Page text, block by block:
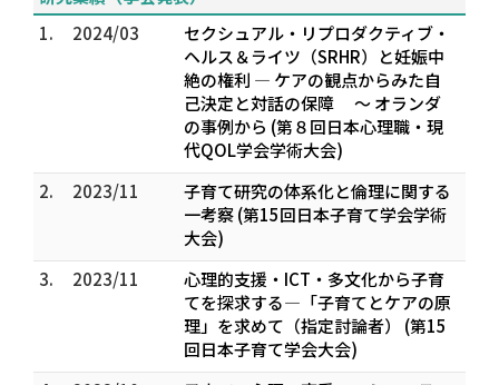
1.
2024/03
セクシュアル・リプロダクティブ・
ヘルス＆ライツ（SRHR）と妊娠中
絶の権利 ― ケアの観点からみた自
己決定と対話の保障 ～ オランダ
の事例から (第８回日本心理職・現
代QOL学会学術大会)
2.
2023/11
子育て研究の体系化と倫理に関する
一考察 (第15回日本子育て学会学術
大会)
3.
2023/11
心理的支援・ICT・多文化から子育
てを探求する―「子育てとケアの原
理」を求めて（指定討論者） (第15
回日本子育て学会大会)